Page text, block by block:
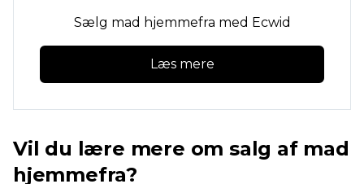
Sælg mad hjemmefra med Ecwid
Læs mere
Vil du lære mere om salg af mad
hjemmefra?